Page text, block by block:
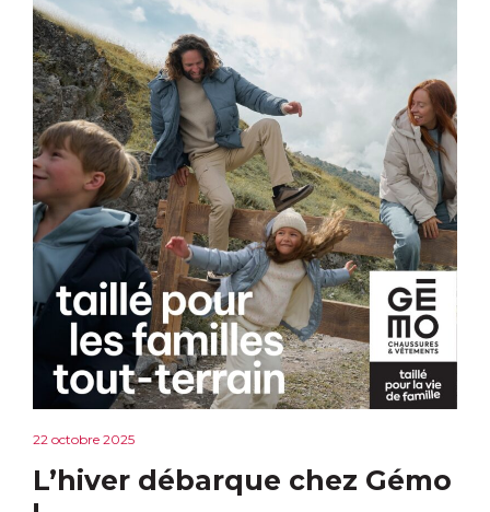
22 octobre 2025
L’hiver débarque chez Gémo